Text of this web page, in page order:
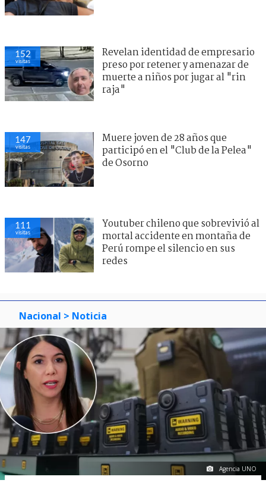
152
visitas
Revelan identidad de empresario
preso por retener y amenazar de
muerte a niños por jugar al "rin
raja"
147
visitas
Muere joven de 28 años que
participó en el "Club de la Pelea"
de Osorno
111
visitas
Youtuber chileno que sobrevivió al
mortal accidente en montaña de
Perú rompe el silencio en sus
redes
Nacional > Noticia
Agencia UNO